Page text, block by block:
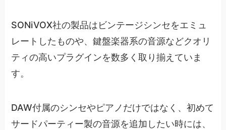
SONiVOX社の製品はビンテージシンセをエミュ
レートしたものや、鍵盤楽器系の音源などクオリ
ティの高いプラグインを数多く取り揃えていま
す。
DAW付属のシンセやピアノだけではなく、初めて
サードパーティー製の音源を追加したい時には、